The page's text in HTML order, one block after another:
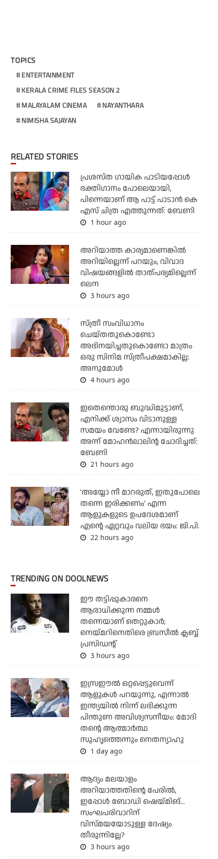
TOPICS
ENTERTAINMENT
KERALA CRIME FILES SEASON 2
MALAYALAM CINEMA
NAYANTHARA
NIMISHA SAJAYAN
RELATED STORIES
പ്രശസ്ത ഗായിക പാടിയപ്പോൾ
ഭക്തിഗാനം പോലെയായി,
പിന്നെയാണ് ആ പാട്ട് പാടാൻ കെ
എസ് ചിത്ര എത്തുന്നത്: ബേണി
1 hour ago
അറിയാത്ത കാര്യമാണെങ്കിൽ
അറിയില്ലെന്ന് പറയും, വിവാദ
വിഷയങ്ങളിൽ താത്പര്യമില്ലെന്ന്
ലെന
3 hours ago
സ്ത്രീ സംവിധാനം
ചെയ്തതുകൊണ്ടോ
അഭിനയിച്ചതുകൊണ്ടോ മാത്രം
ഒരു സിനിമ സ്ത്രീപക്ഷമാകില്ല:
അനുമോൾ
4 hours ago
ഇതെന്തൊരു ബുദ്ധിമുട്ടാണ്,
എനിക്ക് ശ്വാസം വിടാനുള്ള
സമയം വേണ്ടേ? എന്നായിരുന്നു
അന്ന് മോഹൻലാലിന്റ ചോദിച്ചത്:
ബേണി
21 hours ago
'അയ്യോ നീ മാറരുത്, ഇതുപോലെ
തന്നെ ഇരിക്കണം' എന്ന
ആളുകളുടെ ഉപദേശമാണ്
എന്റെ ഏറ്റവും വലിയ ഭയം: ജി.പി.
22 hours ago
TRENDING ON DOOLNEWS
ഈ തട്ടിപ്പുകാരനെ
ആരാധിക്കുന്ന നമ്മള്‍
തന്നെയാണ് തെറ്റുകാര്‍;
നെയ്മറിനെതിരെ ബ്രസീല്‍ ക്ലബ്ബ്
പ്രസിഡന്റ്
3 hours ago
ഇസ്രഈല്‍ ഒറ്റപ്പെട്ടുവെന്ന്
ആളുകള്‍ പറയുന്നു, എന്നാല്‍
ഇന്ത്യയില്‍ നിന്ന് ലഭിക്കുന്ന
പിന്തുണ അവിശ്വസനീയം: മോദി
തന്റെ ആത്മാര്‍ത്ഥ
സുഹൃത്തെന്നും നെതന്യാഹു
1 day ago
ആദ്യം മലയാളം
അറിയാത്തതിന്റെ പേരില്‍,
ഇപ്പോള്‍ ബോഡി ഷെയ്മിങ്...
സംഘപരിവാറിന്
വിസ്മയയോടുള്ള ദേഷ്യം
തീരുന്നില്ലേ?
3 hours ago